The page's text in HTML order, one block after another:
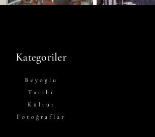
Kategoriler
Beyoglu
Tarihi
Kültür
Fotoğraflar